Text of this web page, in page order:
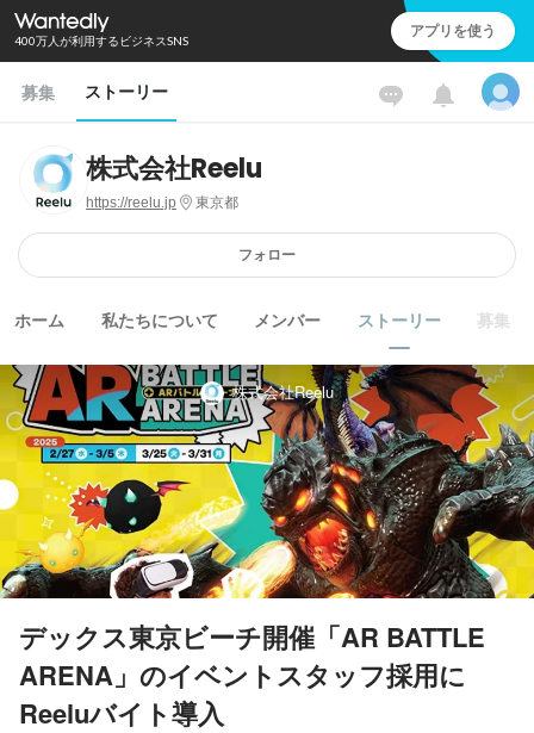
400万人が利用するビジネスSNS アプリを使う
募集 ストーリー
株式会社Reelu
https://reelu.jp 東京都
フォロー
ホーム 私たちについて メンバー ストーリー 募集
株式会社Reelu
デックス東京ビーチ開催「AR BATTLE
ARENA」のイベントスタッフ採用に
Reeluバイト導入